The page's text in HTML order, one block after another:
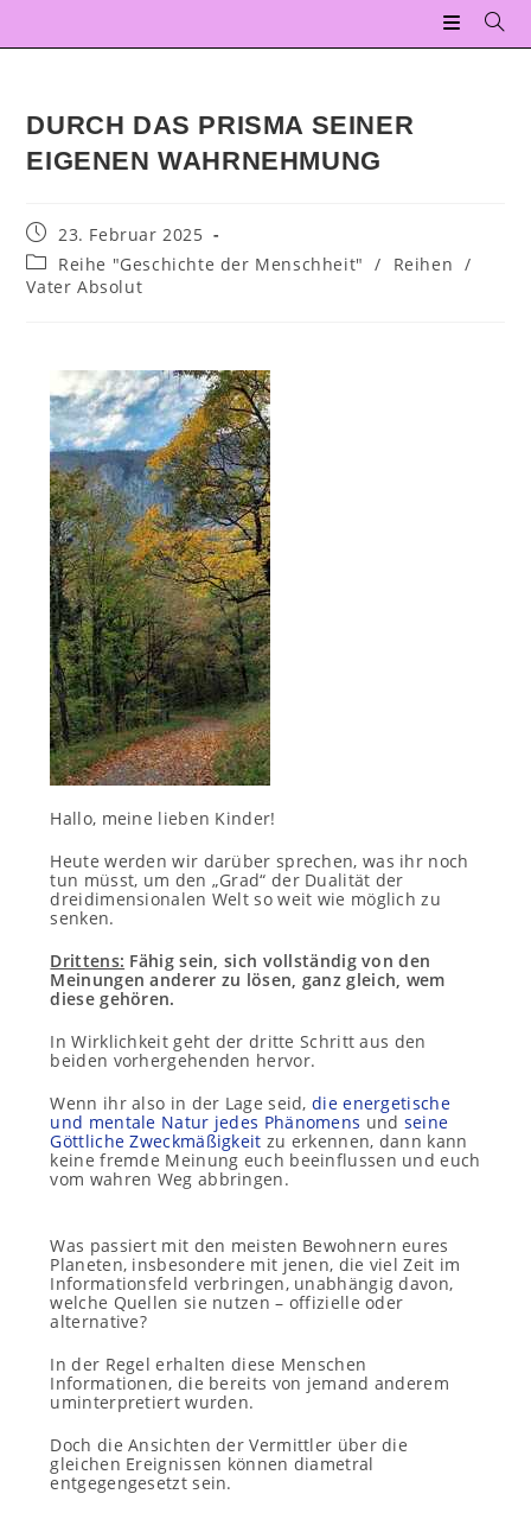
DURCH DAS PRISMA SEINER
EIGENEN WAHRNEHMUNG
23. Februar 2025
Reihe "Geschichte der Menschheit"
/ Reihen /
Vater Absolut
Hallo, meine lieben Kinder!
Heute werden wir darüber sprechen, was ihr noch
tun müsst, um den „Grad“ der Dualität der
dreidimensionalen Welt so weit wie möglich zu
senken.
Drittens: Fähig sein, sich vollständig von den
Meinungen anderer zu lösen, ganz gleich, wem
diese gehören.
In Wirklichkeit geht der dritte Schritt aus den
beiden vorhergehenden hervor.
Wenn ihr also in der Lage seid,die energetische
und mentale Natur jedes Phänomens und seine
Göttliche Zweckmäßigkeit zu erkennen, dann kann
keine fremde Meinung euch beeinflussen und euch
vom wahren Weg abbringen.
Was passiert mit den meisten Bewohnern eures
Planeten, insbesondere mit jenen, die viel Zeit im
Informationsfeld verbringen, unabhängig davon,
welche Quellen sie nutzen – offizielle oder
alternative?
In der Regel erhalten diese Menschen
Informationen, die bereits von jemand anderem
uminterpretiert wurden.
Doch die Ansichten der Vermittler über die
gleichen Ereignissen können diametral
entgegengesetzt sein.